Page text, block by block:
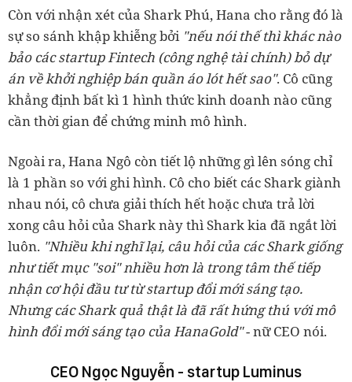
Còn với nhận xét của Shark Phú, Hana cho rằng đó là
sự so sánh khập khiễng bởi "nếu nói thế thì khác nào
bảo các startup Fintech (công nghệ tài chính) bỏ dự
án về khởi nghiệp bán quần áo lót hết sao". Cô cũng
khẳng định bất kì 1 hình thức kinh doanh nào cũng
cần thời gian để chứng minh mô hình.
Ngoài ra, Hana Ngô còn tiết lộ những gì lên sóng chỉ
là 1 phần so với ghi hình. Cô cho biết các Shark giành
nhau nói, cô chưa giải thích hết hoặc chưa trả lời
xong câu hỏi của Shark này thì Shark kia đã ngắt lời
luôn. "Nhiều khi nghĩ lại, câu hỏi của các Shark giống
như tiết mục "soi" nhiều hơn là trong tâm thế tiếp
nhận cơ hội đầu tư từ startup đổi mới sáng tạo.
Nhưng các Shark quả thật là đã rất hứng thú với mô
hình đổi mới sáng tạo của HanaGold"- nữ CEO nói.
CEO Ngọc Nguyễn - startup Luminus